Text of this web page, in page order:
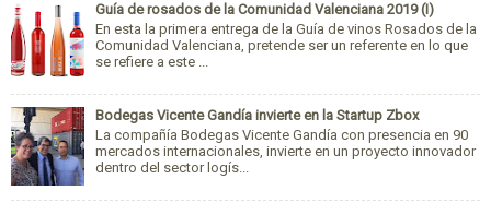
Guía de rosados de la Comunidad Valenciana 2019 (I)
En esta la primera entrega de la Guía de vinos Rosados de la
Comunidad Valenciana, pretende ser un referente en lo que
se refiere a este ...
Bodegas Vicente Gandía invierte en la Startup Zbox
La compañía Bodegas Vicente Gandía con presencia en 90
mercados internacionales, invierte en un proyecto innovador
dentro del sector logís...